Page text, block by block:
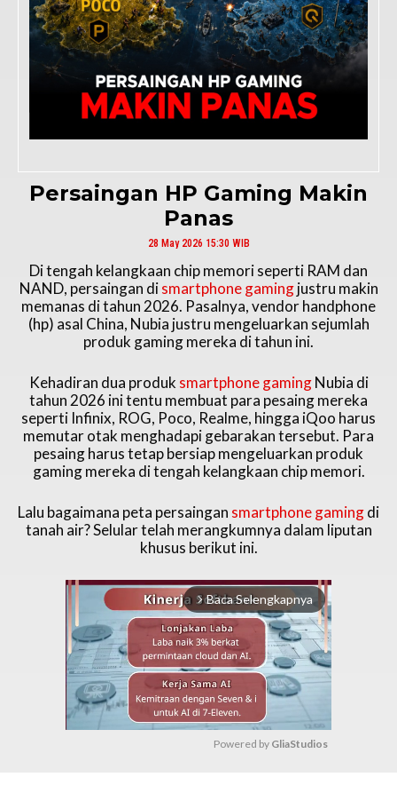
Persaingan HP Gaming Makin
Panas
28 May 2026 15:30 WIB
Di tengah kelangkaan chip memori seperti RAM dan
NAND, persaingan dismartphone gamingjustru makin
memanas di tahun 2026. Pasalnya, vendor handphone
(hp) asal China, Nubia justru mengeluarkan sejumlah
produk gaming mereka di tahun ini.
Kehadiran dua produk smartphone gamingNubia di
tahun 2026 ini tentu membuat para pesaing mereka
seperti Infinix, ROG, Poco, Realme, hingga iQoo harus
memutar otak menghadapi gebarakan tersebut. Para
pesaing harus tetap bersiap mengeluarkan produk
gaming mereka di tengah kelangkaan chip memori.
Lalu bagaimana peta persaingan smartphone gamingdi
tanah air? Selular telah merangkumnya dalam liputan
khusus berikut ini.
arrow_forward_ios Baca Selengkapnya
Powered by GliaStudios